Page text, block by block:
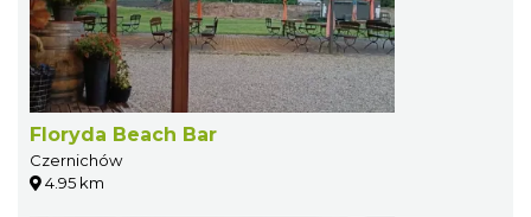
Floryda Beach Bar
Czernichów
4.95 km